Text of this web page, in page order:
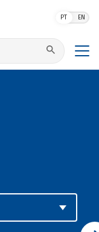
PT EN